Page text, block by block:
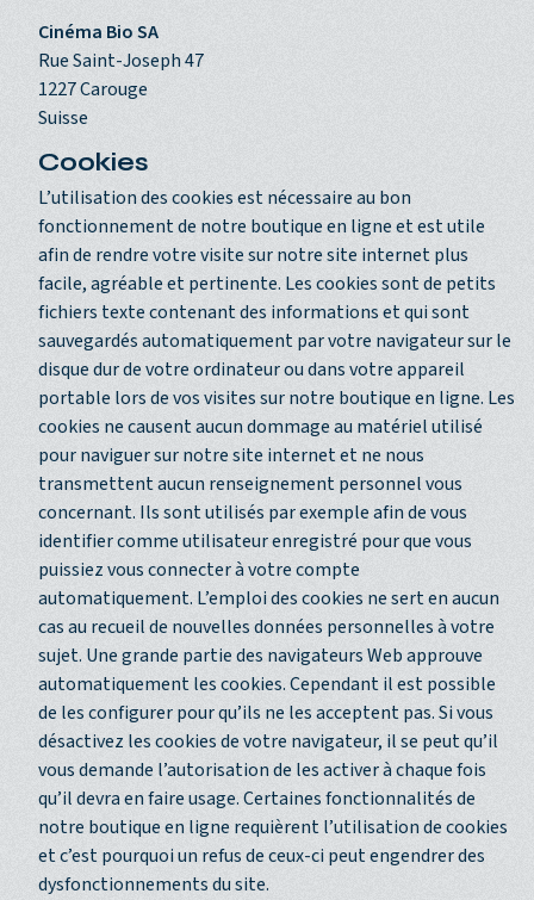
Cinéma Bio SA
Rue Saint-Joseph 47
1227 Carouge
Suisse
Cookies
L’utilisation des cookies est nécessaire au bon
fonctionnement de notre boutique en ligne et est utile
afin de rendre votre visite sur notre site internet plus
facile, agréable et pertinente. Les cookies sont de petits
fichiers texte contenant des informations et qui sont
sauvegardés automatiquement par votre navigateur sur le
disque dur de votre ordinateur ou dans votre appareil
portable lors de vos visites sur notre boutique en ligne. Les
cookies ne causent aucun dommage au matériel utilisé
pour naviguer sur notre site internet et ne nous
transmettent aucun renseignement personnel vous
concernant. Ils sont utilisés par exemple afin de vous
identifier comme utilisateur enregistré pour que vous
puissiez vous connecter à votre compte
automatiquement. L’emploi des cookies ne sert en aucun
cas au recueil de nouvelles données personnelles à votre
sujet. Une grande partie des navigateurs Web approuve
automatiquement les cookies. Cependant il est possible
de les configurer pour qu’ils ne les acceptent pas. Si vous
désactivez les cookies de votre navigateur, il se peut qu’il
vous demande l’autorisation de les activer à chaque fois
qu’il devra en faire usage. Certaines fonctionnalités de
notre boutique en ligne requièrent l’utilisation de cookies
et c’est pourquoi un refus de ceux-ci peut engendrer des
dysfonctionnements du site.